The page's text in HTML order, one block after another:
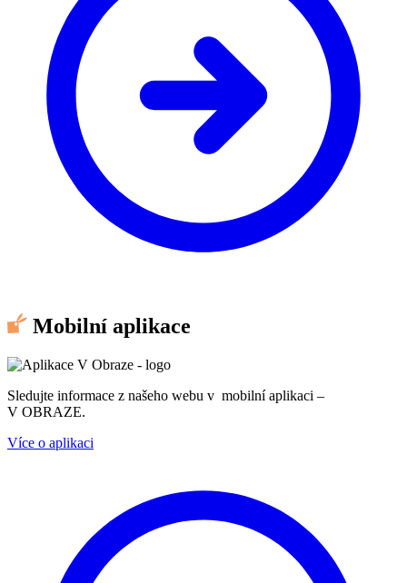
Mobilní aplikace
Sledujte informace z našeho webu v mobilní aplikaci –
V OBRAZE.
Více o aplikaci